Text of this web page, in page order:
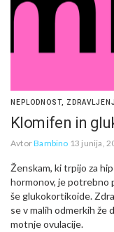
NEPLODNOST,
Klomifen in
AvtorBambino 13 junija,
Ženskam, ki trpijo za
hormonov, je potrebno
še glukokortikoide.
se v malih odmerkih že
motnje ovulacije.